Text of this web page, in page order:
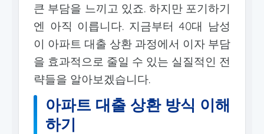
큰 부담을 느끼고 있죠. 하지만 포기하기
엔 아직 이릅니다. 지금부터 40대 남성
이 아파트 대출 상환 과정에서 이자 부담
을 효과적으로 줄일 수 있는 실질적인 전
략들을 알아보겠습니다.
아파트 대출 상환 방식 이해
하기